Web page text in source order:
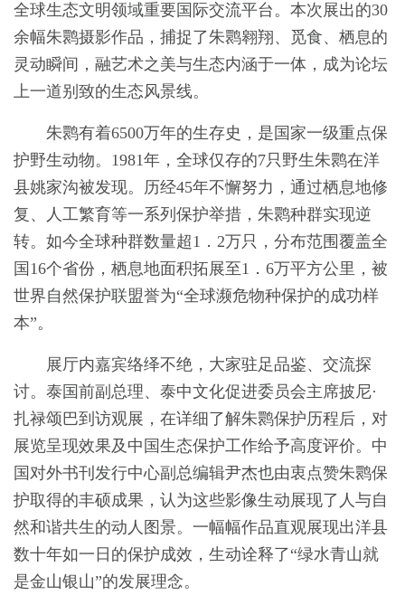
全球生态文明领域重要国际交流平台。本次展出的30
余幅朱鹮摄影作品，捕捉了朱鹮翱翔、觅食、栖息的
灵动瞬间，融艺术之美与生态内涵于一体，成为论坛
上一道别致的生态风景线。
朱鹮有着6500万年的生存史，是国家一级重点保
护野生动物。1981年，全球仅存的7只野生朱鹮在洋
县姚家沟被发现。历经45年不懈努力，通过栖息地修
复、人工繁育等一系列保护举措，朱鹮种群实现逆
转。如今全球种群数量超1．2万只，分布范围覆盖全
国16个省份，栖息地面积拓展至1．6万平方公里，被
世界自然保护联盟誉为“全球濒危物种保护的成功样
本”。
展厅内嘉宾络绎不绝，大家驻足品鉴、交流探
讨。泰国前副总理、泰中文化促进委员会主席披尼·
扎禄颂巴到访观展，在详细了解朱鹮保护历程后，对
展览呈现效果及中国生态保护工作给予高度评价。中
国对外书刊发行中心副总编辑尹杰也由衷点赞朱鹮保
护取得的丰硕成果，认为这些影像生动展现了人与自
然和谐共生的动人图景。一幅幅作品直观展现出洋县
数十年如一日的保护成效，生动诠释了“绿水青山就
是金山银山”的发展理念。